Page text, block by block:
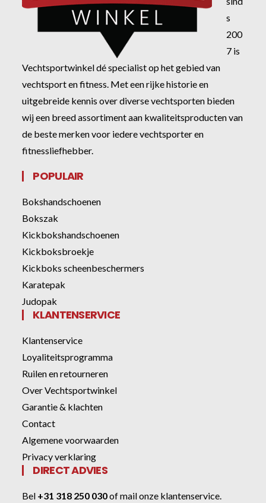
s
200
7 is
Vechtsportwinkel dé specialist op het gebied van
vechtsport en fitness. Met een rijke historie en
uitgebreide kennis over diverse vechtsporten bieden
wij een breed assortiment aan kwaliteitsproducten van
de beste merken voor iedere vechtsporter en
fitnessliefhebber.
POPULAIR
Bokshandschoenen
Bokszak
Kickbokshandschoenen
Kickboksbroekje
Kickboks scheenbeschermers
Karatepak
Judopak
KLANTENSERVICE
Klantenservice
Loyaliteitsprogramma
Ruilen en retourneren
Over Vechtsportwinkel
Garantie & klachten
Contact
Algemene voorwaarden
Privacy verklaring
DIRECT ADVIES
Bel +31 318 250 030ofmail onze klantenservice